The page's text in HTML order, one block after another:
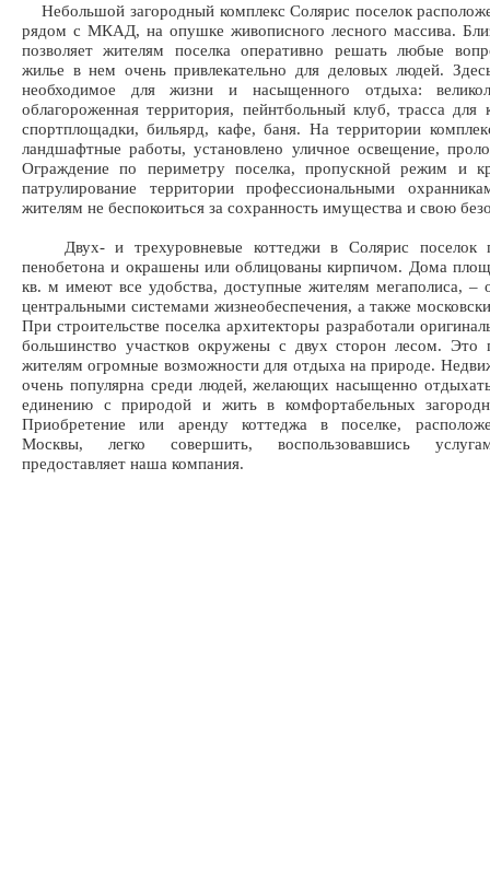
Небольшой загородный комплекс Солярис поселок
рядом с МКАД, на опушке живописного лесного массива.
позволяет жителям поселка оперативно решать любые
жилье в нем очень привлекательно для деловых людей.
необходимое для жизни и насыщенного отдыха:
облагороженная территория, пейнтбольный клуб, трасса для
спортплощадки, бильярд, кафе, баня. На территории
ландшафтные работы, установлено уличное освещение,
Ограждение по периметру поселка, пропускной режим и
патрулирование территории профессиональными
жителям не беспокоиться за сохранность имущества и свою
Двух- и трехуровневые коттеджи в Солярис поселок
пенобетона и окрашены или облицованы кирпичом. Дома
кв. м имеют все удобства, доступные жителям мегаполиса, –
центральными системами жизнеобеспечения, а также
При строительстве поселка архитекторы разработали
большинство участков окружены с двух сторон лесом. Это
жителям огромные возможности для отдыха на природе.
очень популярна среди людей, желающих насыщенно
единению с природой и жить в комфортабельных
Приобретение или аренду коттеджа в поселке,
Москвы, легко совершить, воспользовавшись
предоставляет наша компания.